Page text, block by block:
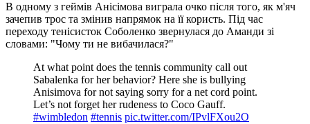
В одному з геймів Анісімова виграла очко після того, як м'яч
зачепив трос та змінив напрямок на її користь. Під час
переходу тенісисток Соболенко звернулася до Аманди зі
словами: "Чому ти не вибачилася?"
At what point does the tennis community call out
Sabalenka for her behavior? Here she is bullying
Anisimova for not saying sorry for a net cord point.
Let’s not forget her rudeness to Coco Gauff.
#wimbledon #tennis pic.twitter.com/IPvlFXou2O